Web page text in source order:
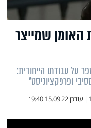
האומן שמייצר
על עבודתו הייחודית:
ופרפקציוניסט"
| עודכן15.09.22 19:40
This